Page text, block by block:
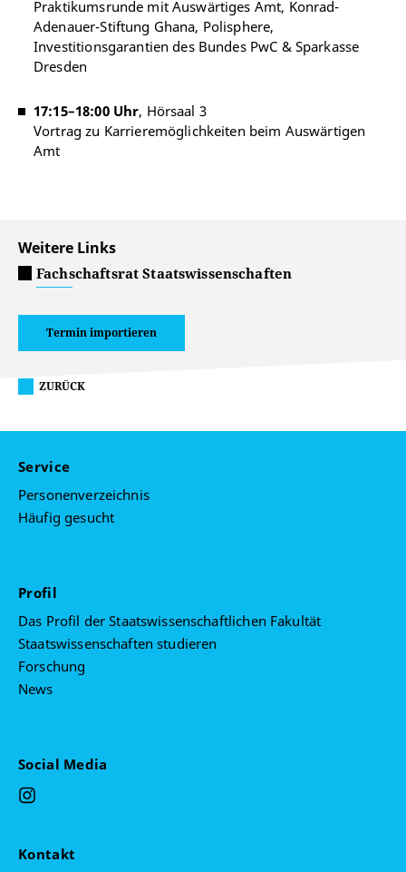
Praktikumsrunde mit Auswärtiges Amt, Konrad-
Adenauer-Stiftung Ghana, Polisphere,
Investitionsgarantien des Bundes PwC & Sparkasse
Dresden
17:15–18:00 Uhr, Hörsaal 3
Vortrag zu Karrieremöglichkeiten beim Auswärtigen
Amt
Weitere Links
Fachschaftsrat Staatswissenschaften
Termin importieren
ZURÜCK
Service
Personenverzeichnis
Häufig gesucht
Profil
Das Profil der Staatswissenschaftlichen Fakultät
Staatswissenschaften studieren
Forschung
News
Social Media
Kontakt